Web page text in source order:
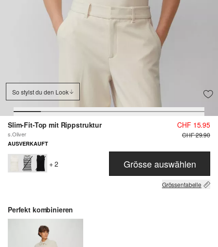
So stylst du den Look
Slim-Fit-Top mit Rippstruktur
s.Oliver
CHF 15.95
CHF 29.90
AUSVERKAUFT
+ 2 Grösse auswählen
Grössentabelle
Perfekt kombinieren